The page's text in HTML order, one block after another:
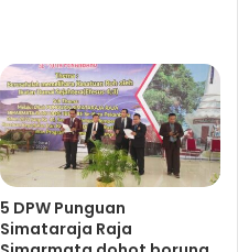
5 DPW Punguan
Simataraja Raja